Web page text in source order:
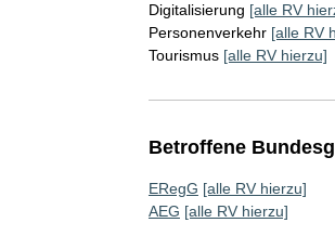
Digitalisierung [alle RV
Personenverkehr [alle RV
Tourismus [alle RV hierzu]
Betroffene
ERegG [alle RV hierzu]
AEG [alle RV hierzu]